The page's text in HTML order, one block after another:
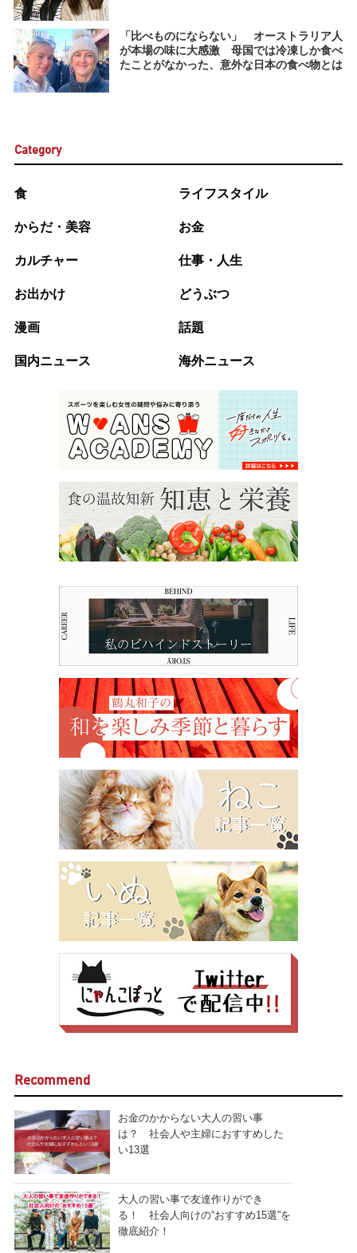
「比べものにならない」 オーストラリア人
が本場の味に大感激 母国では冷凍しか食べ
たことがなかった、意外な日本の食べ物とは
Category
食 ライフスタイル
からだ・美容 お金
カルチャー 仕事・人生
お出かけ どうぶつ
漫画 話題
国内ニュース 海外ニュース
Recommend
お金のかからない大人の習い事
は？ 社会人や主婦におすすめした
い13選
大人の習い事で友達作りができ
る！ 社会人向けの“おすすめ15選”を
徹底紹介！